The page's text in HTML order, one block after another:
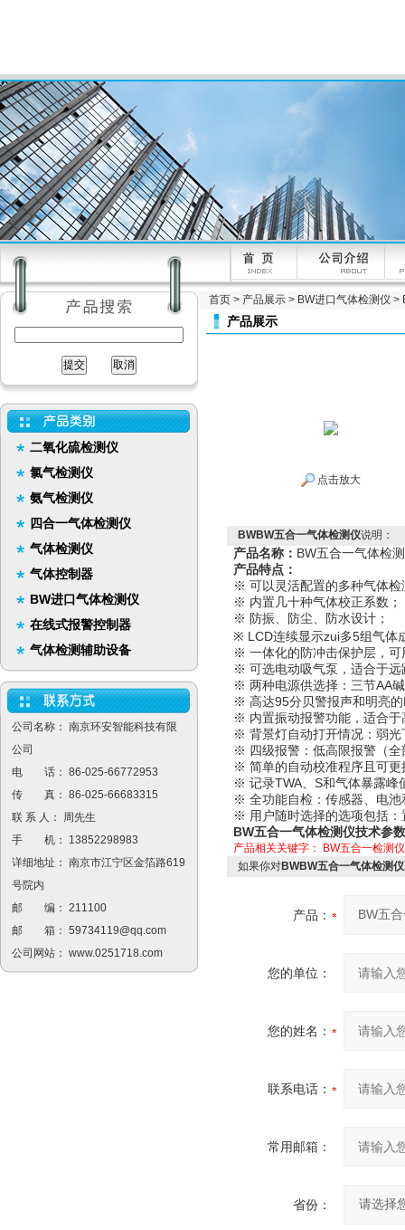
二氧化硫检测仪
氯气检测仪
氨气检测仪
四合一气体检测仪
气体检测仪
气体控制器
BW进口气体检测仪
在线式报警控制器
气体检测辅助设备
公司名称： 南京环安智能科技有限
公司
电 话： 86-025-66772953
传 真： 86-025-66683315
联 系 人： 周先生
手 机： 13852298983
详细地址： 南京市江宁区金箔路619
号院内
邮 编： 211100
邮 箱： 59734119@qq.com
公司网站： www.0251718.com
首页 > 产品展示 > BW进口气体检测仪 >
产品展示
点击放大
BWBW五合一气体检测仪说明：
产品名称： BW五合一气体检
产品特点：
※ 可以灵活配置的多种气体检
※ 内置几十种气体校正系数；
※ 防振、防尘、防水设计
※ LCD连续显示zui多5组气体
※ 一体化的防冲击保护层，可
※ 可选电动吸气泵，适合于远
※ 两种电源供选择：三节AA
※ 高达95分贝警报声和明亮
※ 内置振动报警功能，适合于
※ 背景灯自动打开情况：弱
※ 四级报警：低高限报警（全
※ 简单的自动校准程序且可更
※ 记录TWA、S和气体暴露峰
※ 全功能自检：传感器、电
※ 用户随时选择的选项包括：
BW五合一气体检测仪技术参
产品相关关键字：
BW五合一检测仪
如果你对BWBW五合一气体检测仪
产品：
您的单位：
您的姓名：
联系电话：
常用邮箱：
省份：